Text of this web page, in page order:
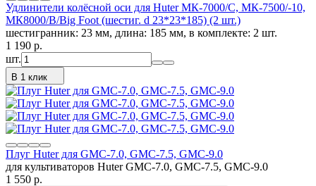
Удлинители колёсной оси для Huter МК-7000/С, МК-7500/-10,
МК8000/В/Big Foot (шестиг. d 23*23*185) (2 шт.)
шестигранник: 23 мм, длина: 185 мм, в комплекте: 2 шт.
1 190 p.
шт.
В 1 клик
Плуг Huter для GMC-7.0, GMC-7.5, GMC-9.0
для культиваторов Huter GMC-7.0, GMC-7.5, GMC-9.0
1 550 p.